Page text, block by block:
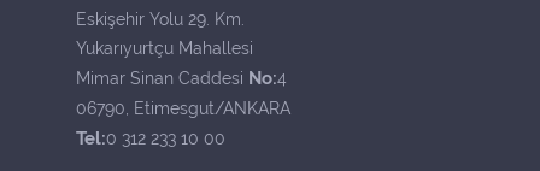
Eskişehir Yolu 29. Km.
Yukarıyurtçu Mahallesi
Mimar Sinan Caddesi No:4
06790, Etimesgut/ANKARA
Tel:0 312 233 10 00